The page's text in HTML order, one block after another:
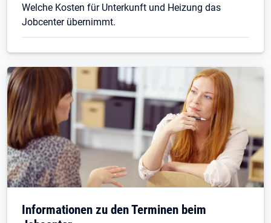
Welche Kosten für Unterkunft und Heizung das
Jobcenter übernimmt.
Informationen zu den Terminen beim